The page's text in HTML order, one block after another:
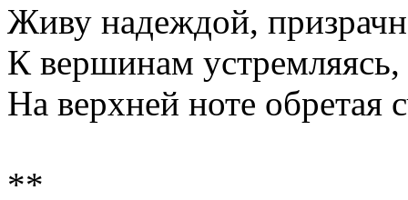
Живу надеждой,
К вершинам устремляясь,
На верхней ноте обретая
**